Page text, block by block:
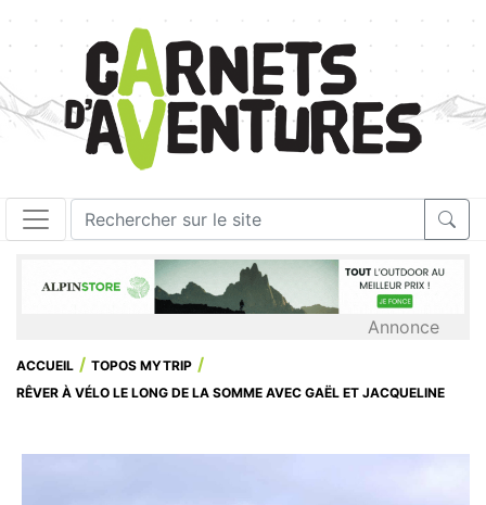
Annonce
ACCUEIL
TOPOS MYTRIP
RÊVER À VÉLO LE LONG DE LA SOMME AVEC GAËL ET JACQUELINE